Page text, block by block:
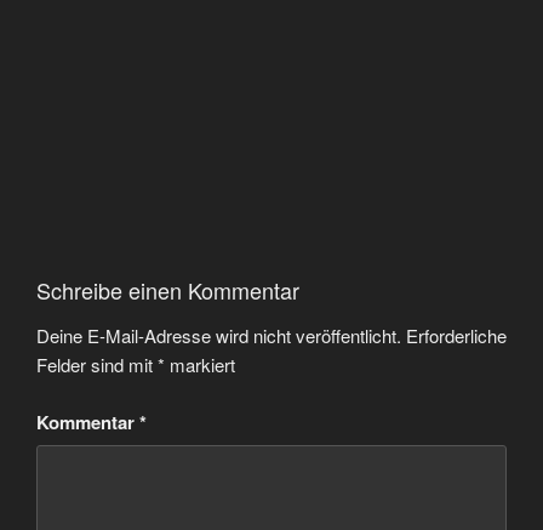
Schreibe einen Kommentar
Deine E-Mail-Adresse wird nicht veröffentlicht. Erforderliche
Felder sind mit* markiert
Kommentar*